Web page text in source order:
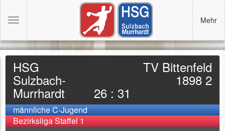
HSG
Sulzbach-
Murrhardt 26 : 31
TV Bittenfeld
1898 2
männliche C-Jugend
Bezirksliga Staffel 1
Toggle
Mehr